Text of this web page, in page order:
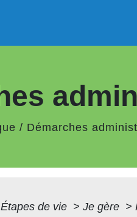
/ Démarches
Étapes de vie > Je gère >